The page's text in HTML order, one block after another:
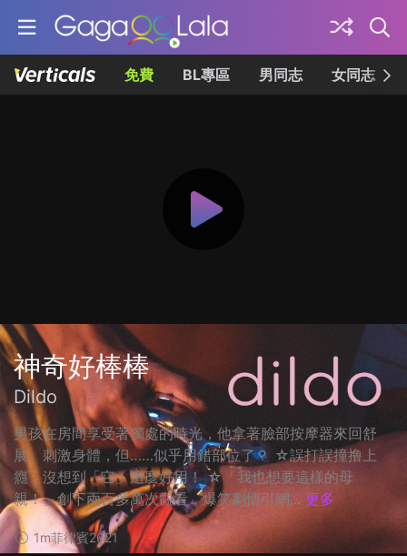
免費 BL專區 男同志 女同志
神奇好棒棒
Dildo
男孩在房間享受著獨處的時光，他拿著臉部按摩器來回舒
展、刺激身體，但……似乎用錯部位了？ ☆誤打誤撞撸上
癮，沒想到「它」這麼好用！ ☆「我也想要這樣的母
親！」創下兩百多萬次觀看，爆笑劇情引網... 更多
1m菲律賓2021